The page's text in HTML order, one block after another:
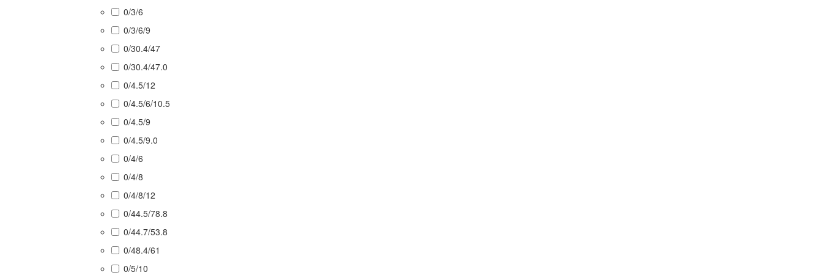
0/3/6
0/3/6/9
0/30.4/47
0/30.4/47.0
0/4.5/12
0/4.5/6/10.5
0/4.5/9
0/4.5/9.0
0/4/6
0/4/8
0/4/8/12
0/44.5/78.8
0/44.7/53.8
0/48.4/61
0/5/10